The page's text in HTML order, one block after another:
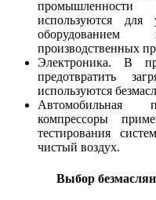
используются для
производственных
Электроника. В
предотвратить
используются
Автомобильная
компрессоры
тестирования
чистый воздух.
Выбор